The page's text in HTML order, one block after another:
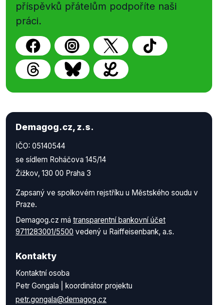
příspěvků přátelům podpoříte naši
práci.
Demagog.cz, z.s.
IČO: 05140544
se sídlem Roháčova 145/14
Žižkov, 130 00 Praha 3
Zapsaný ve spolkovém rejstříku u Městského soudu v
Praze.
Demagog.cz má transparentní bankovní účet
9711283001/5500 vedený u Raiffeisenbank, a.s.
Kontakty
Kontaktní osoba
Petr Gongala | koordinátor projektu
petr.gongala@demagog.cz